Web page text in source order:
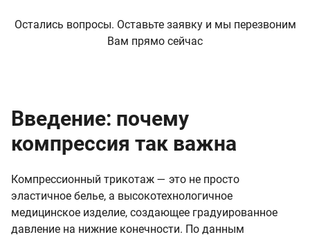
Введение: почему
компрессия так важна
Компрессионный трикотаж — это не просто
эластичное белье, а высокотехнологичное
медицинское изделие, создающее градуированное
давление на нижние конечности. По данным
Остались вопросы. Оставьте заявку и мы перезвоним
Вам прямо сейчас